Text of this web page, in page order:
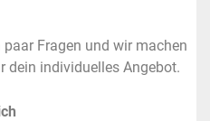
Fragen und wir machen
dein individuelles Angebot.